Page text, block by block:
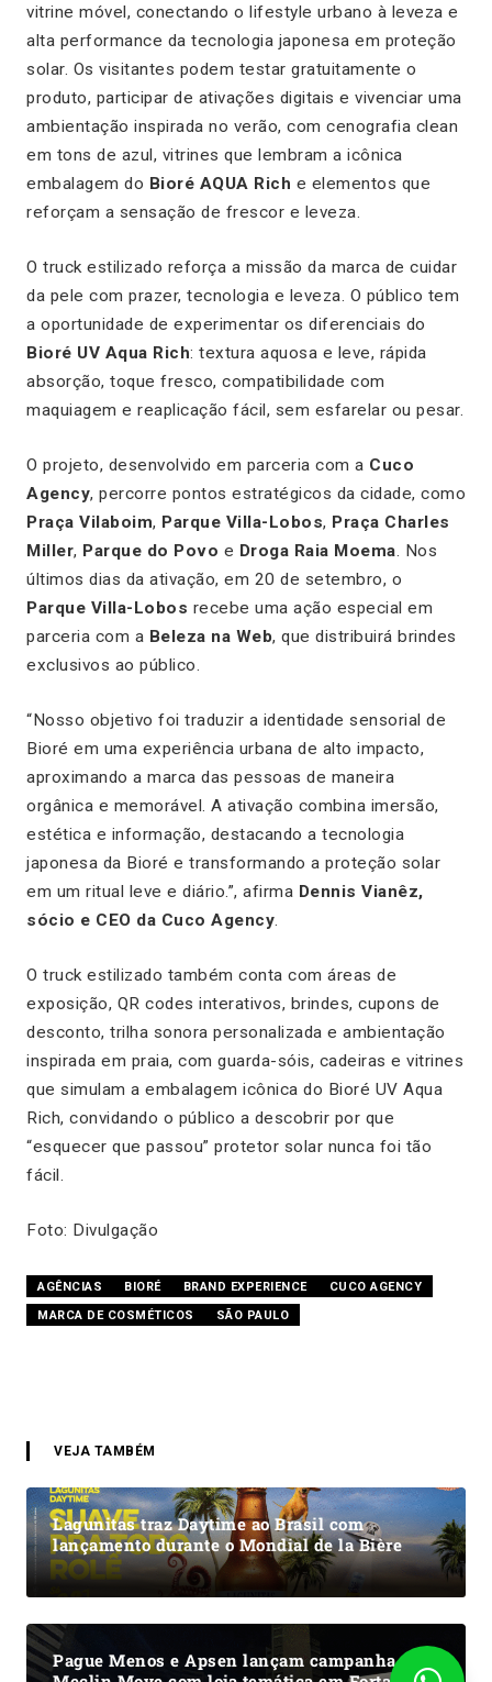
vitrine móvel, conectando o lifestyle urbano à leveza e
alta performance da tecnologia japonesa em proteção
solar. Os visitantes podem testar gratuitamente o
produto, participar de ativações digitais e vivenciar uma
ambientação inspirada no verão, com cenografia clean
em tons de azul, vitrines que lembram a icônica
embalagem do Bioré AQUA Rich e elementos que
reforçam a sensação de frescor e leveza.
O truck estilizado reforça a missão da marca de cuidar
da pele com prazer, tecnologia e leveza. O público tem
a oportunidade de experimentar os diferenciais do
Bioré UV Aqua Rich: textura aquosa e leve, rápida
absorção, toque fresco, compatibilidade com
maquiagem e reaplicação fácil, sem esfarelar ou pesar.
O projeto, desenvolvido em parceria com a Cuco
Agency, percorre pontos estratégicos da cidade, como
Praça Vilaboim, Parque Villa-Lobos, Praça Charles
Miller, Parque do Povo e Droga Raia Moema. Nos
últimos dias da ativação, em 20 de setembro, o
Parque Villa-Lobos recebe uma ação especial em
parceria com a Beleza na Web, que distribuirá brindes
exclusivos ao público.
“Nosso objetivo foi traduzir a identidade sensorial de
Bioré em uma experiência urbana de alto impacto,
aproximando a marca das pessoas de maneira
orgânica e memorável. A ativação combina imersão,
estética e informação, destacando a tecnologia
japonesa da Bioré e transformando a proteção solar
em um ritual leve e diário.”, afirma Dennis Vianêz,
sócio e CEO da Cuco Agency.
O truck estilizado também conta com áreas de
exposição, QR codes interativos, brindes, cupons de
desconto, trilha sonora personalizada e ambientação
inspirada em praia, com guarda-sóis, cadeiras e vitrines
que simulam a embalagem icônica do Bioré UV Aqua
Rich, convidando o público a descobrir por que
“esquecer que passou” protetor solar nunca foi tão
fácil.
Foto: Divulgação
AGÊNCIAS BIORÉ BRAND EXPERIENCE
CUCO AGENCY
MARCA DE COSMÉTICOS
SÃO PAULO
VEJA TAMBÉM
Lagunitas traz Daytime ao Brasil com
lançamento durante o Mondial de la Bière
Pague Menos e Apsen lançam campanha de